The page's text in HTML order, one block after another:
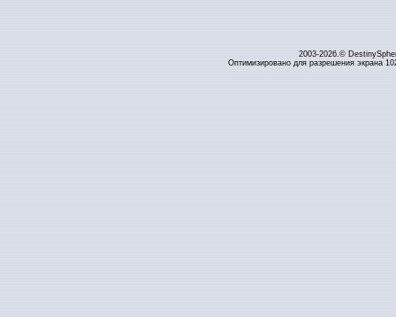
2003-2026.©
Оптимизировано для разрешения экрана